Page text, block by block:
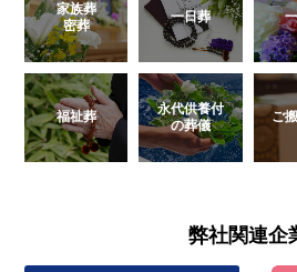
家族葬
密葬
一日葬
福祉葬
永代供養付
の葬儀
ご
弊社関連企